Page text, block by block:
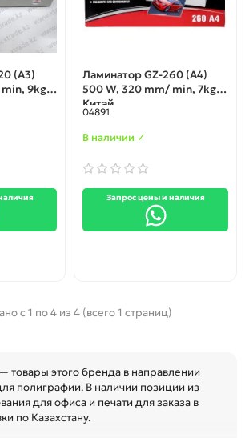
(A3)
9kg,
Ламинатор GZ-260 (A4)
500 W, 320 mm/ min, 7kg,
Китай
04891
В наличии ✓
Запрос цены и наличия
с 1 по 4 из 4 (всего 1 страниц)
— товары этого бренда в направлении
полиграфии. В наличии позиции из
для офиса и печати для заказа в
по Казахстану.